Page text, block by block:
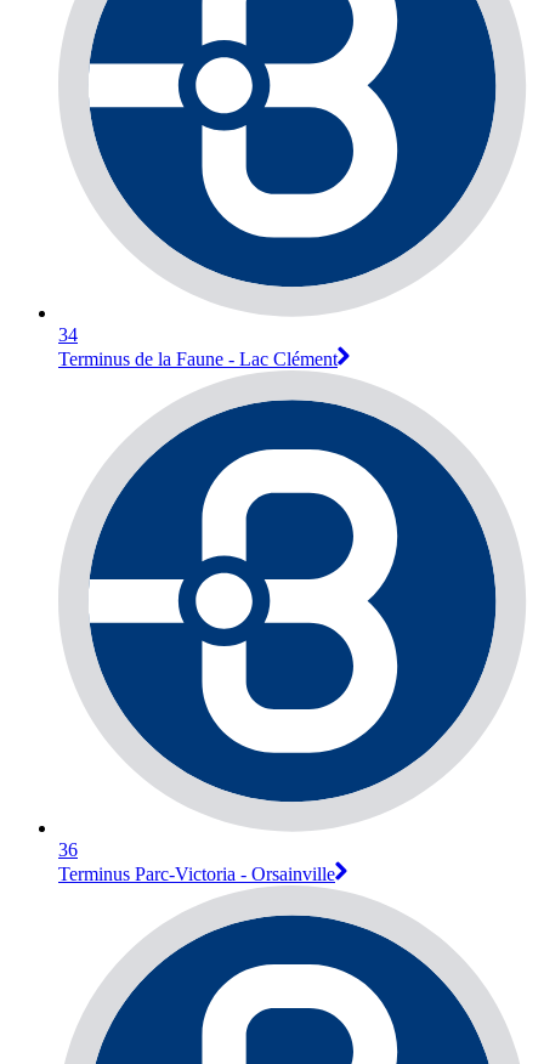
34
Terminus de la Faune - Lac Clément
36
Terminus Parc-Victoria - Orsainville